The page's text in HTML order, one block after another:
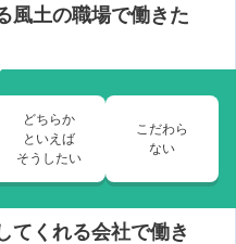
風土の職場で働きた
どちらか
といえば
そうしたい
こだわら
ない
てくれる会社で働き